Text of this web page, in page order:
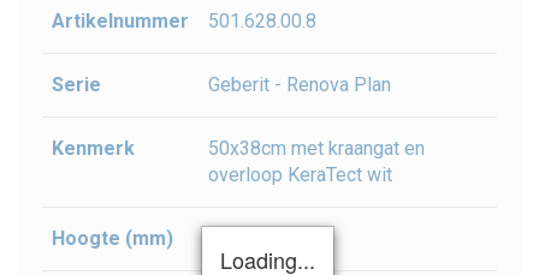
Artikelnummer 501.628.00.8
Serie Geberit - Renova Plan
Kenmerk
50x38cm met kraangat en
overloop KeraTect wit
Hoogte (mm)
Loading...